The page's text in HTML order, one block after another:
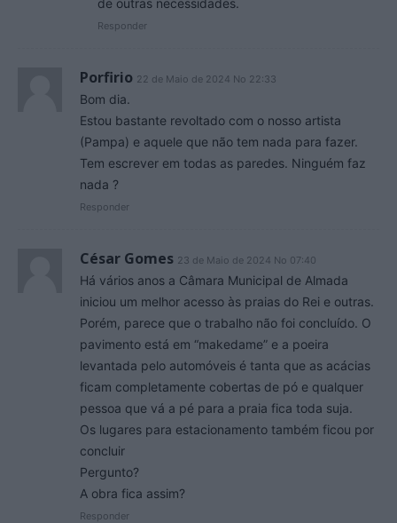
Responder
Porfirio 22 de Maio de 2024 No 22:33
Bom dia.
Estou bastante revoltado com o nosso artista
(Pampa) e aquele que não tem nada para fazer.
Tem escrever em todas as paredes. Ninguém faz
nada ?
Responder
César Gomes 23 de Maio de 2024 No 07:40
Há vários anos a Câmara Municipal de Almada
iniciou um melhor acesso às praias do Rei e outras.
Porém, parece que o trabalho não foi concluído. O
pavimento está em “makedame” e a poeira
levantada pelo automóveis é tanta que as acácias
ficam completamente cobertas de pó e qualquer
pessoa que vá a pé para a praia fica toda suja.
Os lugares para estacionamento também ficou por
concluir
Pergunto?
A obra fica assim?
Responder